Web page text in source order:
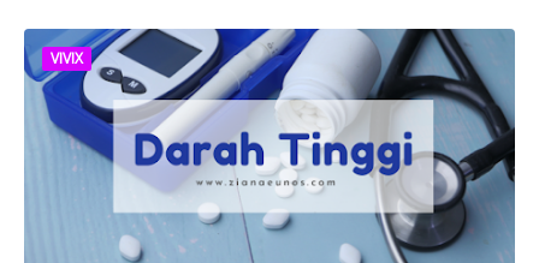
VIVIX